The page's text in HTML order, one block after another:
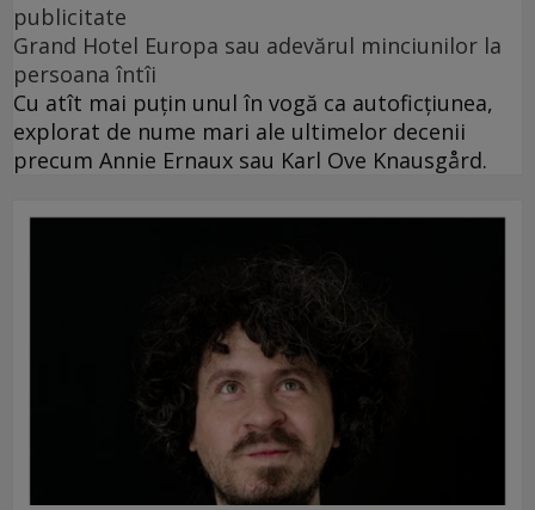
publicitate
Grand Hotel Europa sau adevărul minciunilor la
persoana întîi
Cu atît mai puțin unul în vogă ca autoficțiunea,
explorat de nume mari ale ultimelor decenii
precum Annie Ernaux sau Karl Ove Knausgård.